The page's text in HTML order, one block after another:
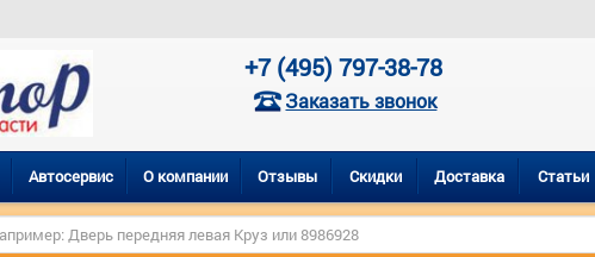
+7 (495) 797-38-78
Заказать звонок
Автосервис О компании Отзывы Скидки Доставка Статьи